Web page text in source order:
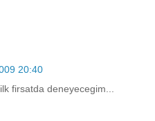
20:40
firsatda deneyecegim...